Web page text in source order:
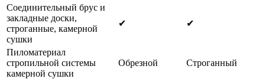
Соединительный брус и
закладные доски,
строганные, камерной
сушки
✔ ✔
Пиломатериал
стропильной системы
камерной сушки
Обрезной Строганный